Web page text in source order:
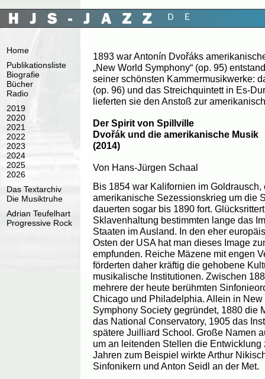
Home
Publikationsliste
Biografie
Bücher
Radio
2019
2020
2021
2022
2023
2024
2025
2026
Das Textarchiv
Die Musiktruhe
Adrian Teufelhart
Progressive Rock
1893 war Antonín Dvořáks
„New World Symphony“ (op. 95)
seiner schönsten Kammermusikwerke:
(op. 96) und das Streichquintett in Es-
lieferten sie den Anstoß zur
Der Spirit von Spillville
Dvořák und die amerikanische Musik
(2014)
Von Hans-Jürgen Schaal
Bis 1854 war Kalifornien im Goldrausch,
amerikanische Sezessionskrieg um die
dauerten sogar bis 1890 fort.
Sklavenhaltung bestimmten lange das
Staaten im Ausland. In den eher
Osten der USA hat man dieses Image
empfunden. Reiche Mäzene mit engen
förderten daher kräftig die gehobene
musikalische Institutionen. Zwischen
mehrere der heute berühmten
Chicago und Philadelphia. Allein in
Symphony Society gegründet, 1880 die
das National Conservatory, 1905 das
spätere Juilliard School. Große Namen
um an leitenden Stellen die Entwicklung
Jahren zum Beispiel wirkte Arthur
Sinfonikern und Anton Seidl an der Met.